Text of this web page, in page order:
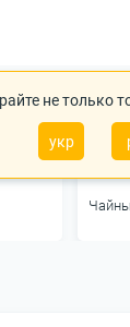
не только
укр
и